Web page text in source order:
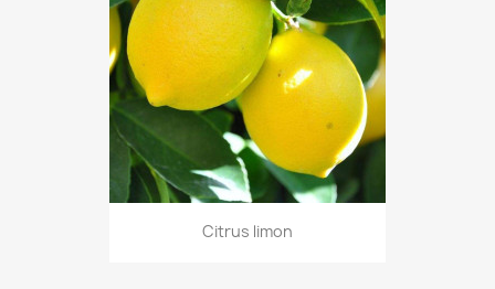
Citrus limon